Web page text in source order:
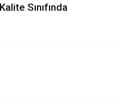
Sınıfında